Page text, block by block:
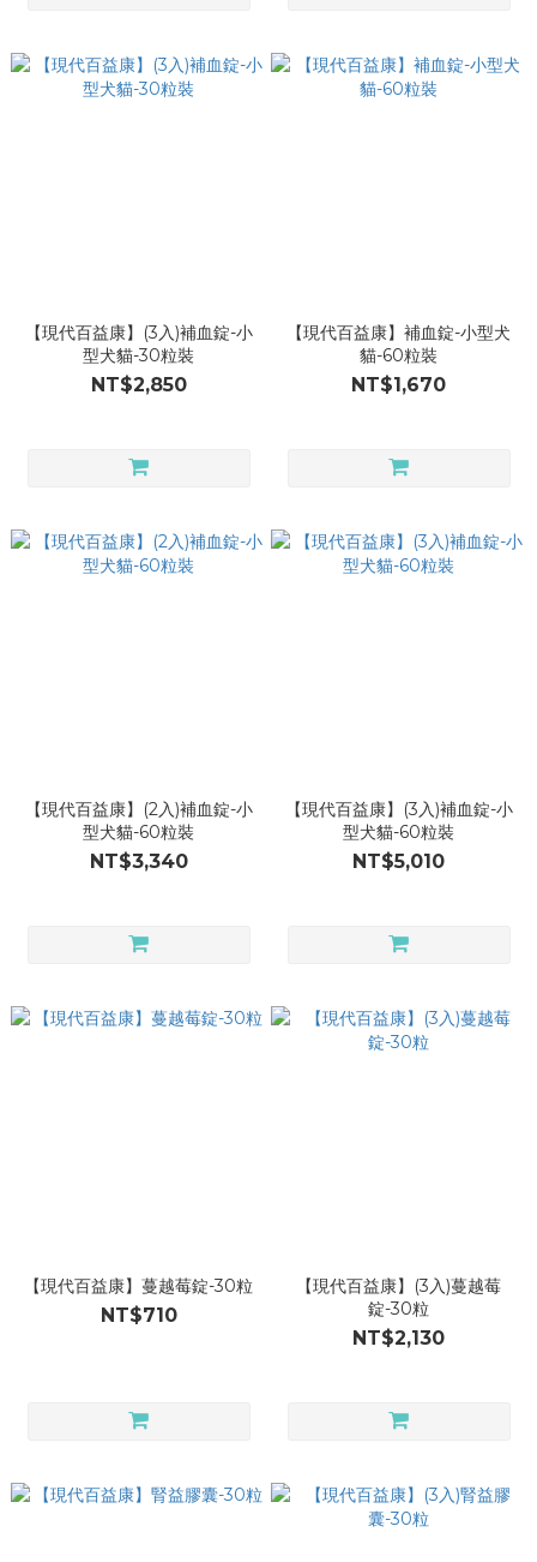
【現代百益康】(3入)補血錠-小
型犬貓-30粒裝
NT$2,850
【現代百益康】補血錠-小型犬
貓-60粒裝
NT$1,670
【現代百益康】(2入)補血錠-小
型犬貓-60粒裝
NT$3,340
【現代百益康】(3入)補血錠-小
型犬貓-60粒裝
NT$5,010
【現代百益康】蔓越莓錠-30粒
NT$710
【現代百益康】(3入)蔓越莓
錠-30粒
NT$2,130